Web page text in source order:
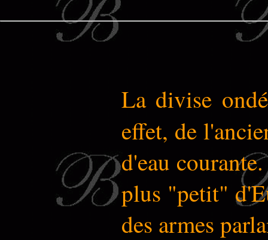
La divise
effet, de
d'eau courante.
plus "petit"
des armes